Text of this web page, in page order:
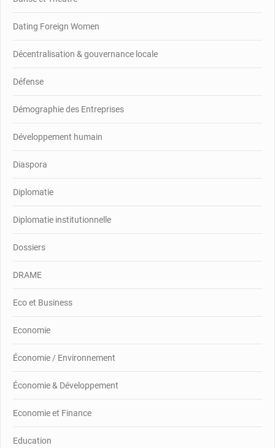
Dating Foreign Women
Décentralisation & gouvernance locale
Défense
Démographie des Entreprises
Développement humain
Diaspora
Diplomatie
Diplomatie institutionnelle
Dossiers
DRAME
Eco et Business
Economie
Économie / Environnement
Économie & Développement
Economie et Finance
Education